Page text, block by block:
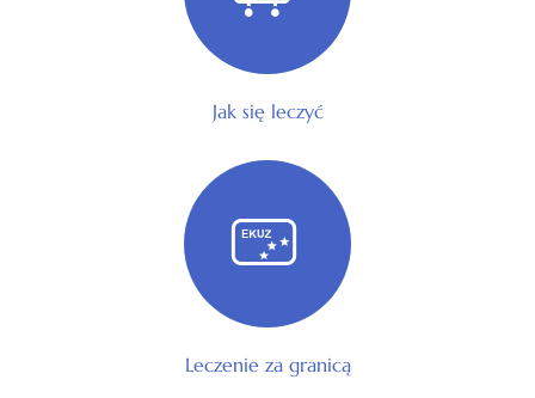
Jak się leczyć
Leczenie za granicą